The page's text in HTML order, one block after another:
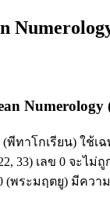
Numerology
(พีทาโกเรียน) ใช้เ
22, 33) เลข 0 จะ
(พระมฤตยู) มีคว